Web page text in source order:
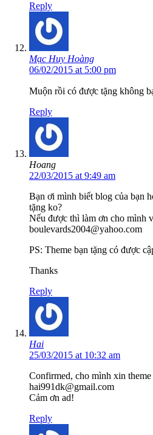
Reply
Mạc Huy Hoàng
06/02/2015 at 5:00 pm
Muộn rồi có được tặng không
Reply
Hoang
22/03/2015 at 9:49 am
Bạn ơi mình biết blog của bạn
tặng ko?
Nếu được thì làm ơn cho mình
boulevards2004@yahoo.com
PS: Theme bạn tặng có được
Thanks
Reply
Hai
25/03/2015 at 10:32 am
Confirmed, cho mình xin
hai991dk@gmail.com
Cảm ơn ad!
Reply